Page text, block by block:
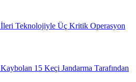
İleri Teknolojiyle Üç Kritik Operasyon
Kaybolan 15 Keçi Jandarma Tarafından